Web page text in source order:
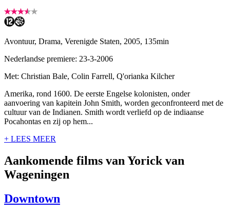
Avontuur, Drama, Verenigde Staten, 2005, 135min
Nederlandse premiere: 23-3-2006
Met: Christian Bale, Colin Farrell, Q'orianka Kilcher
Amerika, rond 1600. De eerste Engelse kolonisten, onder
aanvoering van kapitein John Smith, worden geconfronteerd met de
cultuur van de Indianen. Smith wordt verliefd op de indiaanse
Pocahontas en zij op hem...
+ LEES MEER
Aankomende films van Yorick van
Wageningen
Downtown